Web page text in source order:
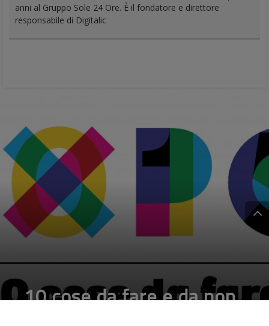
10 cose da fare e da non
fare ad EXPO 2015